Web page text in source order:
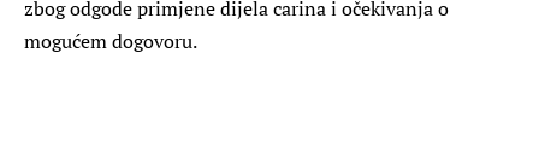
zbog odgode primjene dijela carina i očekivanja o
mogućem dogovoru.